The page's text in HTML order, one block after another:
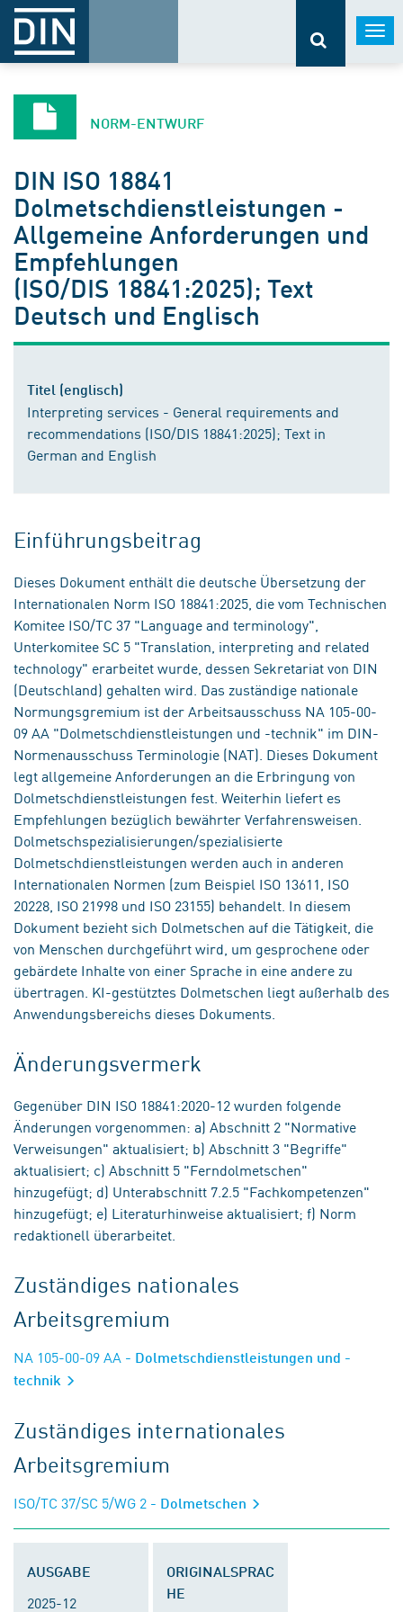
NORM-ENTWURF
DIN ISO 18841
Dolmetschdienstleistungen -
Allgemeine Anforderungen und
Empfehlungen
(ISO/DIS 18841:2025); Text
Deutsch und Englisch
Titel (englisch)
Interpreting services - General requirements and
recommendations (ISO/DIS 18841:2025); Text in
German and English
Einführungsbeitrag
Dieses Dokument enthält die deutsche Übersetzung der
Internationalen Norm ISO 18841:2025, die vom Technischen
Komitee ISO/TC 37 "Language and terminology",
Unterkomitee SC 5 "Translation, interpreting and related
technology" erarbeitet wurde, dessen Sekretariat von DIN
(Deutschland) gehalten wird. Das zuständige nationale
Normungsgremium ist der Arbeitsausschuss NA 105-00-
09 AA "Dolmetschdienstleistungen und -technik" im DIN-
Normenausschuss Terminologie (NAT). Dieses Dokument
legt allgemeine Anforderungen an die Erbringung von
Dolmetschdienstleistungen fest. Weiterhin liefert es
Empfehlungen bezüglich bewährter Verfahrensweisen.
Dolmetschspezialisierungen/spezialisierte
Dolmetschdienstleistungen werden auch in anderen
Internationalen Normen (zum Beispiel ISO 13611, ISO
20228, ISO 21998 und ISO 23155) behandelt. In diesem
Dokument bezieht sich Dolmetschen auf die Tätigkeit, die
von Menschen durchgeführt wird, um gesprochene oder
gebärdete Inhalte von einer Sprache in eine andere zu
übertragen. KI-gestütztes Dolmetschen liegt außerhalb des
Anwendungsbereichs dieses Dokuments.
Änderungsvermerk
Gegenüber DIN ISO 18841:2020-12 wurden folgende
Änderungen vorgenommen: a) Abschnitt 2 "Normative
Verweisungen" aktualisiert; b) Abschnitt 3 "Begriffe"
aktualisiert; c) Abschnitt 5 "Ferndolmetschen"
hinzugefügt; d) Unterabschnitt 7.2.5 "Fachkompetenzen"
hinzugefügt; e) Literaturhinweise aktualisiert; f) Norm
redaktionell überarbeitet.
Zuständiges nationales
Arbeitsgremium
NA 105-00-09 AA - Dolmetschdienstleistungen und -
technik
Zuständiges internationales
Arbeitsgremium
ISO/TC 37/SC 5/WG 2 - Dolmetschen
AUSGABE
2025-12
ORIGINALSPRAC
HE